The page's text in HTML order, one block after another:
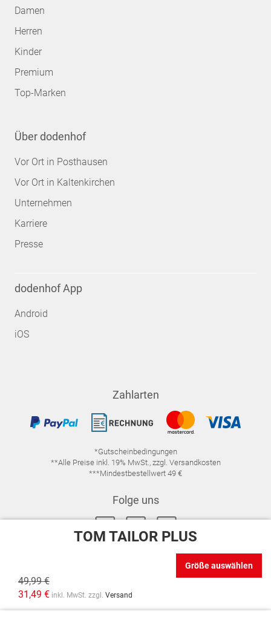
TOM TAILOR PLUS
49,99 €
31,49 € inkl. MwSt. zzgl. Versand
Größe auswählen
Damen
Herren
Kinder
Premium
Top-Marken
Über dodenhof
Vor Ort in Posthausen
Vor Ort in Kaltenkirchen
Unternehmen
Karriere
Presse
dodenhof App
Android
iOS
Zahlarten
*Gutscheinbedingungen
**Alle Preise inkl. 19% MwSt., zzgl. Versandkosten
***Mindestbestellwert 49 €
Folge uns
IMPRESSUM